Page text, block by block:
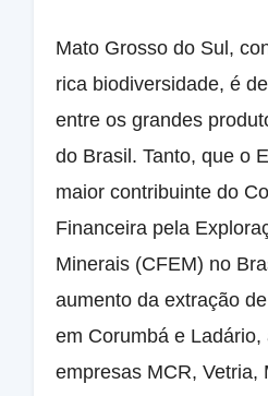
Mato Grosso do Sul,
rica biodiversidade, é
entre os grandes
do Brasil. Tanto, que o
maior contribuinte do
Financeira pela
Minerais (CFEM) no
aumento da extração
em Corumbá e Ladário,
empresas MCR, Vetria,